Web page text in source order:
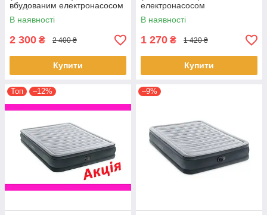
вбудованим електронасосом
В наявності
2 300 ₴ 2 400 ₴
Купити
електронасосом
В наявності
1 270 ₴ 1 420 ₴
Купити
Топ –12% –9%